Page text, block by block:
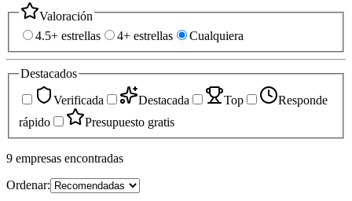
Valoración
4.5+ estrellas
4+ estrellas Cualquiera
Destacados
Verificada
Destacada Top
Responde
rápido
Presupuesto gratis
9 empresas encontradas
Ordenar: